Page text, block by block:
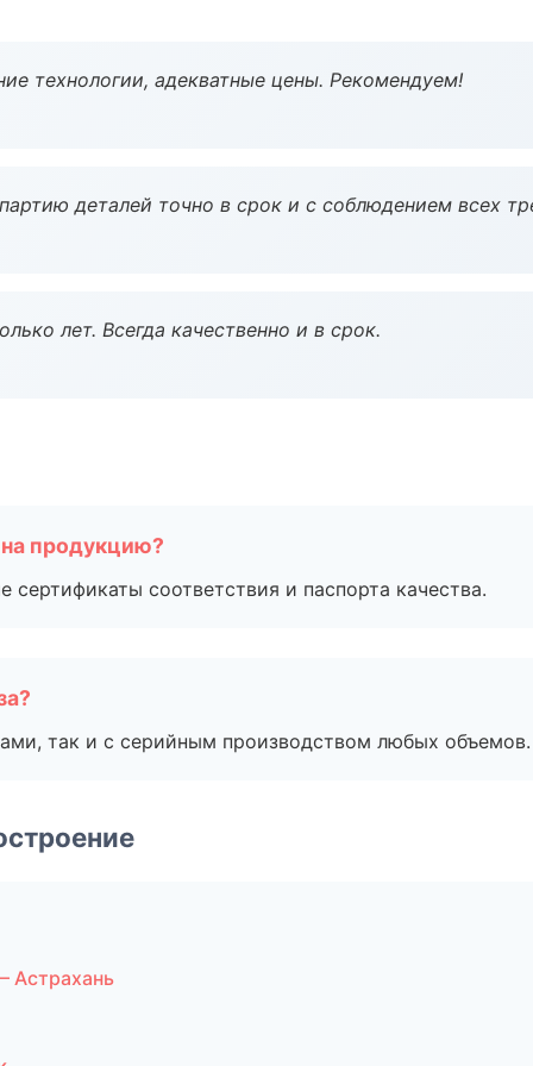
технологии, адекватные цены. Рекомендуем!
деталей точно в срок и с соблюдением всех
лет. Всегда качественно и в срок.
продукцию?
соответствия и паспорта качества.
так и с серийным производством любых объемов.
Астрахань